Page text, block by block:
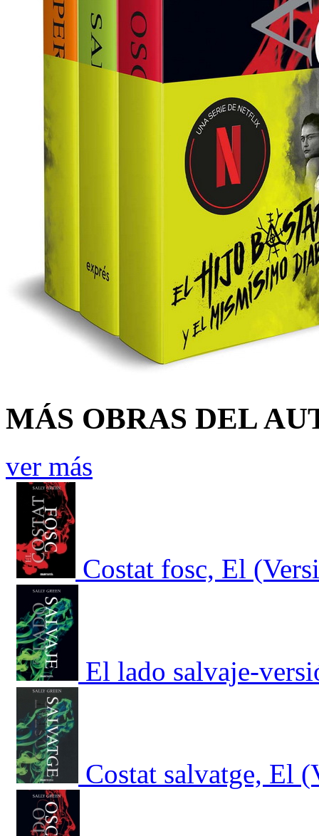
MÁS OBRAS DEL
ver más
Costat fosc, El
El lado salvaje-
Costat salvatge, El